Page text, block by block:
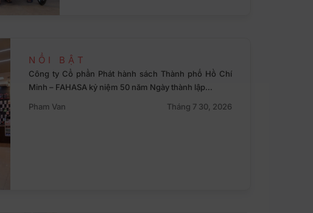
NỔI BẬT
Công ty Cổ phần Phát hành sách Thành phố Hồ Chí
Minh – FAHASA kỷ niệm 50 năm Ngày thành lập…
Pham Van
Tháng 7 30, 2026